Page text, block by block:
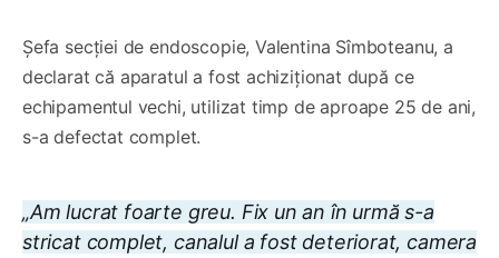
Șefa secției de endoscopie, Valentina Sîmboteanu, a
declarat că aparatul a fost achiziționat după ce
echipamentul vechi, utilizat timp de aproape 25 de ani,
s-a defectat complet.
„Am lucrat foarte greu. Fix un an în urmă s-a
stricat complet, canalul a fost deteriorat, camera